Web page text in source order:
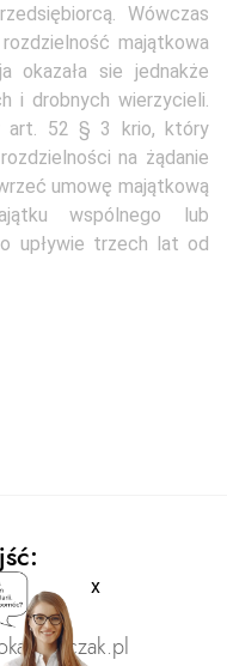
x
Wówczas
majątkowa
okazała sie jednakże
i drobnych wierzycieli.
art. 52 § 3 krio, który
na żądanie
umowę majątkową
wspólnego lub
upływie trzech lat od